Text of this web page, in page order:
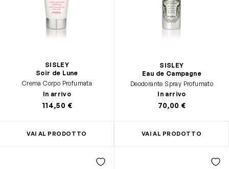
SISLEY
Soir de Lune
Crema Corpo Profumata
In arrivo
114,50 €
VAI AL PRODOTTO
SISLEY
Eau de Campagne
Deodorante Spray Profumato
In arrivo
70,00 €
VAI AL PRODOTTO